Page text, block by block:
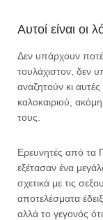
Αυτοί είναι οι
Δεν υπάρχουν ποτέ
τουλάχιστον, δεν
αναζητούν κι
καλοκαιριού,
τους.
Ερευνητές από τα
εξέτασαν ένα
σχετικά με τις
αποτελέσματα
αλλά το γεγονός